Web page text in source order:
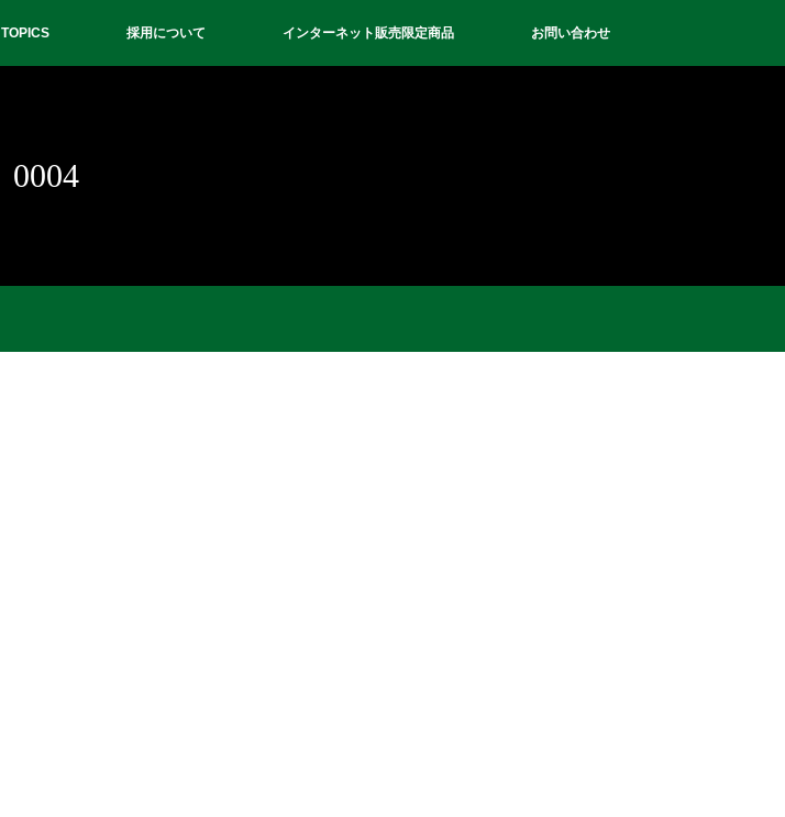
TOPICS 採用について インターネット販売限定商品 お問い合わせ
0004